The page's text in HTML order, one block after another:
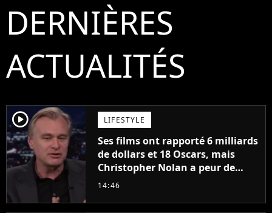
DERNIÈRES
ACTUALITÉS
player2 LIFESTYLE
Ses films ont rapporté 6 milliards
de dollars et 18 Oscars, mais
Christopher Nolan a peur de
tourner un genre de films très
14:46